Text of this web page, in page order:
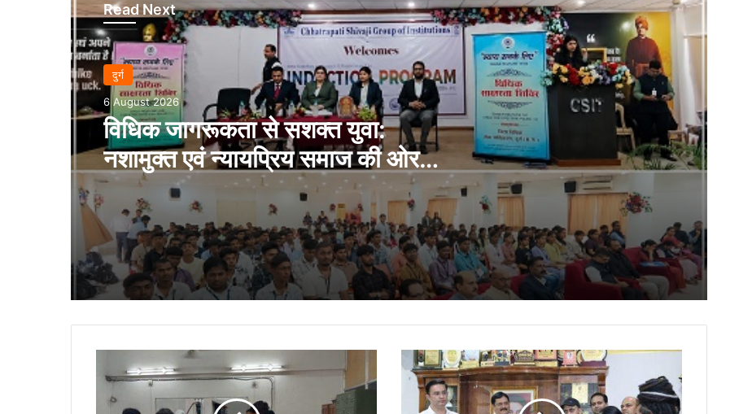
Read Next
दुर्ग
6 August 2026
विधिक जागरूकता से सशक्त युवा:
नशामुक्त एवं न्यायप्रिय समाज की ओर
सार्थक पहल…
संत रविदास महाराज जी की जन्मस्थली की पवित्र
मिट्टी से भरा कलश लेकर दुर्ग पहुंचा भाजपा का
प्रतिनिधिमंडल
दुर्ग में ट्रैफिक पुलिस का बड़ा एक्शन: नो पार्किंग में
खड़ी बाइक क्रेन से उठाई, NH से हटाए भारी
वाहन…
अवैध अंग्रेजी शराब का परिवहन करते आरोपी को
धमधा पुलिस ने किया गिरफ्तार, 30 पौवा अंग्रेजी
शराब जप्त
स्कूल, कॉलेज एवं अस्पतालों के आसपास कोटपा एक्ट
के तहत विशेष अभियान, तंबाकू एवं गुटखा बेचने वाले
दुकानदारों पर की गई वैधानिक कार्रवाई
भिलाई में ईमानदारी की मिसाल: सड़क पर मिला
सार्वजनिक स्थान पर धारदार हथियार लहराकर लोगों
में दहशत फैलाने वाले आरोपी को नेवई पुलिस ने
त्वरित कार्रवाई कर गिरफ्तार किया
इंडस्ट्रियल
वादा
निभाया:
संतोष